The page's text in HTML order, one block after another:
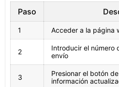
Paso
1 Acceder a la página
2
Introducir el número
envío
3
Presionar el botón
información